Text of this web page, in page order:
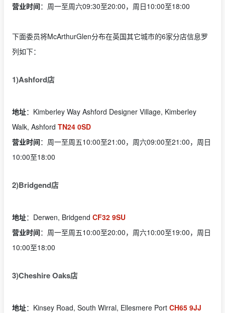
营业时间：周一至周六09:30至20:00，周日10:00至18:00
下面委员将McArthurGlen分布在英国其它城市的6家分店信息罗
列如下：
1)Ashford店
地址：Kimberley Way Ashford Designer Village, Kimberley
Walk, Ashford TN24 0SD
营业时间：周一至周五10:00至21:00，周六09:00至21:00，周日
10:00至18:00
2)Bridgend店
地址：Derwen, Bridgend CF32 9SU
营业时间：周一至周五10:00至20:00，周六10:00至19:00，周日
10:00至18:00
3)Cheshire Oaks店
地址：Kinsey Road, South Wirral, Ellesmere Port CH65 9JJ